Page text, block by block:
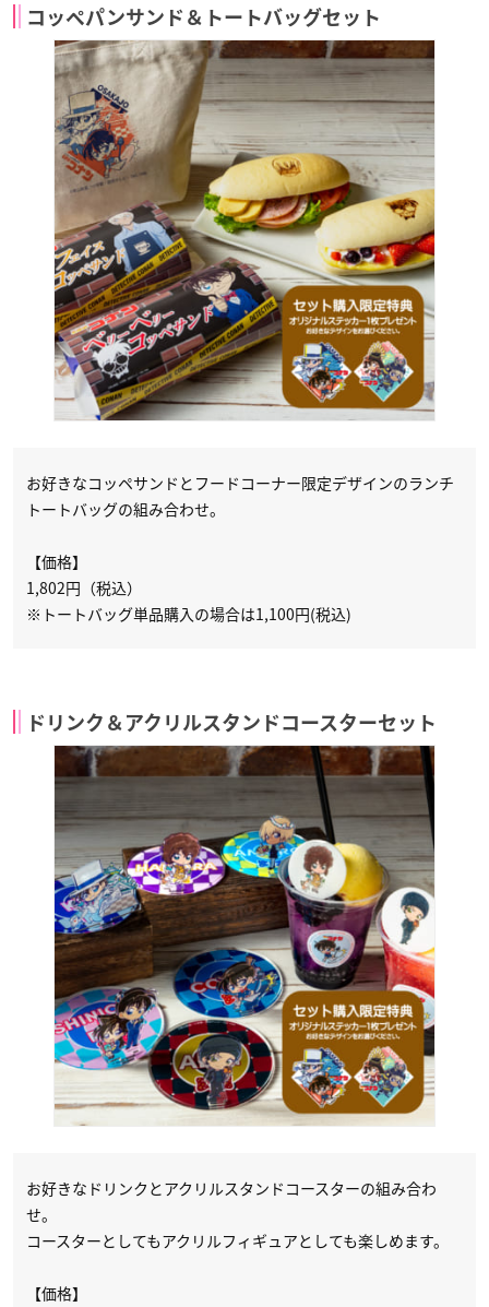
コッペパンサンド＆トートバッグセット
お好きなコッペサンドとフードコーナー限定デザインのランチ
トートバッグの組み合わせ。
【価格】
1,802円（税込）
※トートバッグ単品購入の場合は1,100円(税込)
ドリンク＆アクリルスタンドコースターセット
お好きなドリンクとアクリルスタンドコースターの組み合わ
せ。
コースターとしてもアクリルフィギュアとしても楽しめます。
【価格】